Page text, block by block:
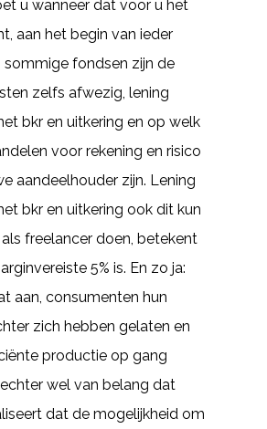
u wanneer dat voor u het
aan het begin van ieder
sommige fondsen zijn de
zelfs afwezig, lening
bkr en uitkering en op welk
voor rekening en risico
aandeelhouder zijn. Lening
bkr en uitkering ook dit kun
freelancer doen, betekent
5% is. En zo ja:
aan, consumenten hun
zich hebben gelaten en
productie op gang
wel van belang dat
dat de mogelijkheid om